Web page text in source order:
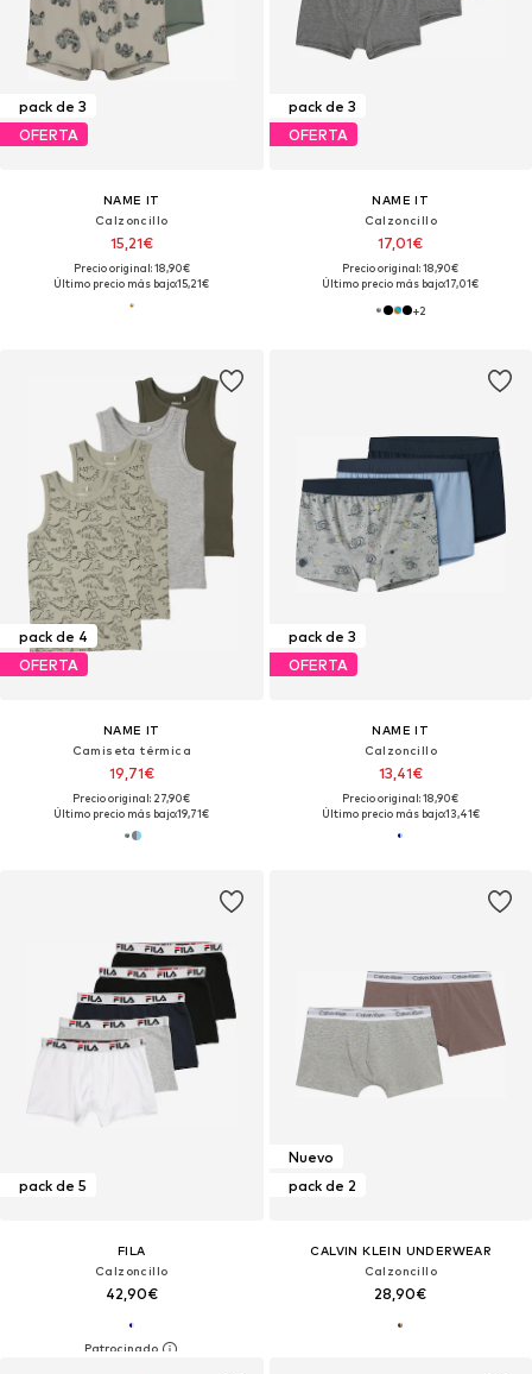
pack de 3
OFERTA
NAME IT
Calzoncillo
15,21€
Precio original: 18,90€
Último precio más bajo:15,21€
pack de 3
OFERTA
NAME IT
Calzoncillo
17,01€
Precio original: 18,90€
Último precio más bajo:17,01€
+2
pack de 4
OFERTA
NAME IT
Camiseta térmica
19,71€
Precio original: 27,90€
Último precio más bajo:19,71€
pack de 3
OFERTA
NAME IT
Calzoncillo
13,41€
Precio original: 18,90€
Último precio más bajo:13,41€
pack de 5
FILA
Calzoncillo
42,90€
Nuevo
pack de 2
CALVIN KLEIN UNDERWEAR
Calzoncillo
28,90€